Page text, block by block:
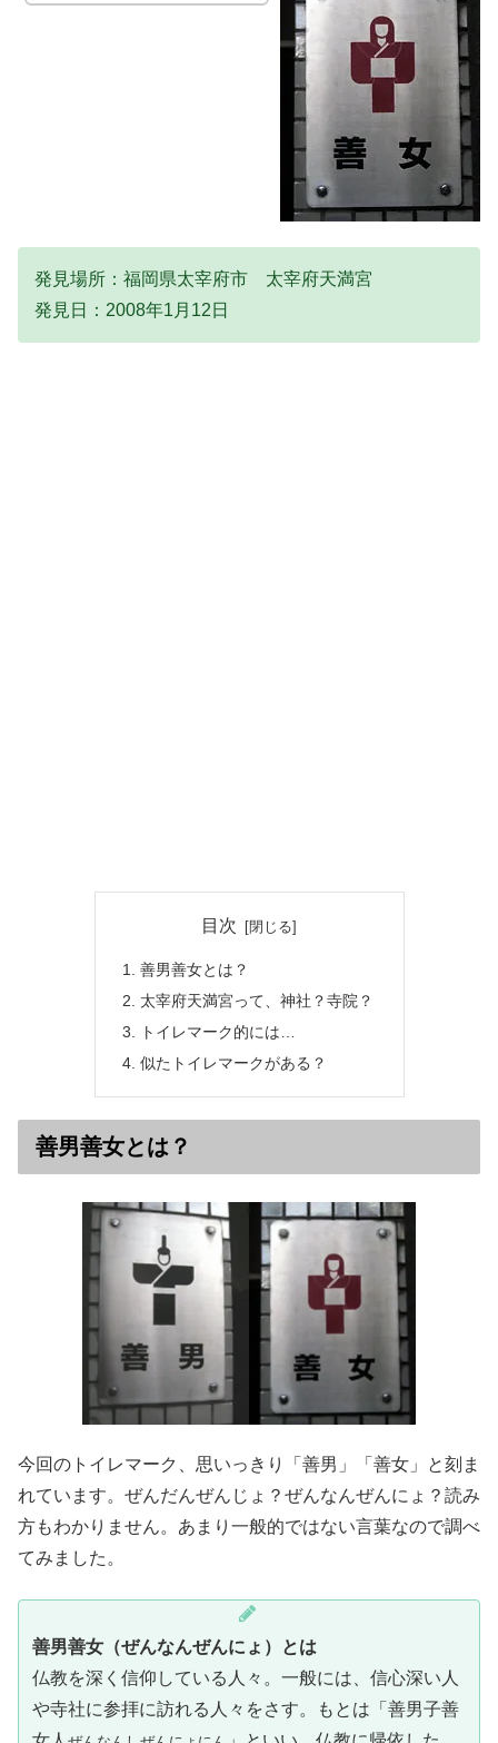
発見場所：福岡県太宰府市 太宰府天満宮
発見日：2008年1月12日
目次
善男善女とは？
太宰府天満宮って、神社？寺院？
トイレマーク的には…
似たトイレマークがある？
善男善女とは？
今回のトイレマーク、思いっきり「善男」「善女」と刻ま
れています。ぜんだんぜんじょ？ぜんなんぜんにょ？読み
方もわかりません。あまり一般的ではない言葉なので調べ
てみました。
善男善女（ぜんなんぜんにょ）とは
仏教を深く信仰している人々。一般には、信心深い人
や寺社に参拝に訪れる人々をさす。もとは「善男子善